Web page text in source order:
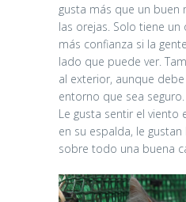
gusta más que un
las orejas. Solo tiene
más confianza si la
lado que puede ver.
al exterior, aunque
entorno que sea seguro.
Le gusta sentir el viento
en su espalda, le
sobre todo una buena